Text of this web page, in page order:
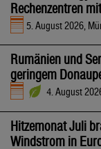
Rechenzentren
5. August 2026,
Rumänien und
geringem
4. August
Hitzemonat Juli
Windstrom in